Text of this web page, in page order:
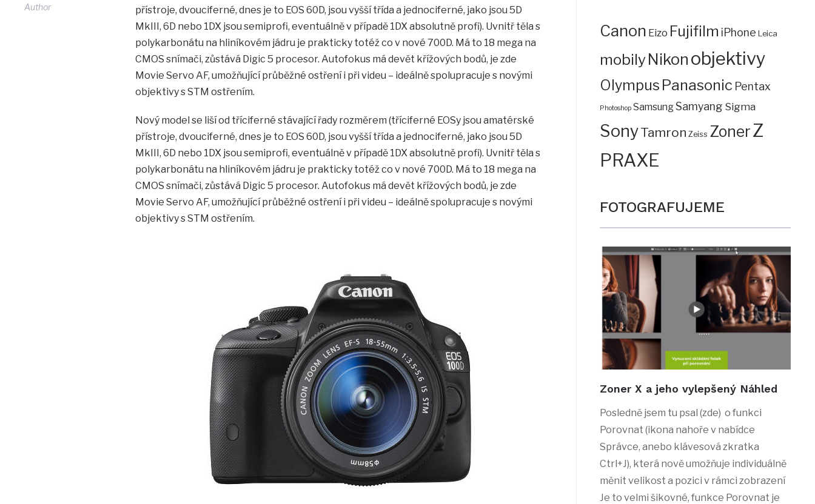
Author
přístroje, dvouciferné, dnes je to EOS 60D, jsou vyšší třída a jednociferné, jako jsou 5D
MkIII, 6D nebo 1DX jsou semiprofi, eventuálně v případě 1DX absolutně profi). Uvnitř těla s
polykarbonátu na hliníkovém jádru je prakticky totéž co v nové 700D. Má to 18 mega na
CMOS snímači, zůstává Digic 5 procesor. Autofokus má devět křížových bodů, je zde
Movie Servo AF, umožňující průběžné ostření i při videu – ideálně spolupracuje s novými
objektivy s STM ostřením.
Nový model se liší od tříciferné stávající řady rozměrem (tříciferné EOSy jsou amatérské
přístroje, dvouciferné, dnes je to EOS 60D, jsou vyšší třída a jednociferné, jako jsou 5D
MkIII, 6D nebo 1DX jsou semiprofi, eventuálně v případě 1DX absolutně profi). Uvnitř těla s
polykarbonátu na hliníkovém jádru je prakticky totéž co v nové 700D. Má to 18 mega na
CMOS snímači, zůstává Digic 5 procesor. Autofokus má devět křížových bodů, je zde
Movie Servo AF, umožňující průběžné ostření i při videu – ideálně spolupracuje s novými
objektivy s STM ostřením.
Canon Eizo Fujifilm iPhone Leica
mobilyNikon objektivy
Olympus Panasonic Pentax
Photoshop SamsungSamyang Sigma
SonyTamron Zeiss ZonerZ
PRAXE
FOTOGRAFUJEME
Zoner X a jeho vylepšený Náhled
Posledně jsem tu psal (zde) o funkci
Porovnat (ikona nahoře v nabídce
Správce, anebo klávesová zkratka
Ctrl+J), která nově umožňuje individuálně
měnit velikost a pozici v rámci zobrazení
Je to velmi šikovné, funkce Porovnat je